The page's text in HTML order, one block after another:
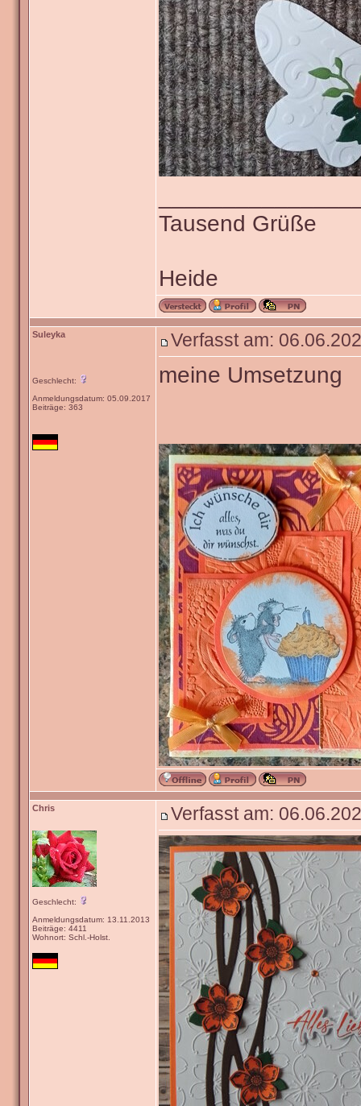
Tausend Grüße
Heide
Suleyka
Geschlecht:
Anmeldungsdatum: 05.09.2017
Beiträge: 363
Verfasst am:
meine Umsetzung
Chris
Geschlecht:
Anmeldungsdatum: 13.11.2013
Beiträge: 4411
Wohnort: Schl.-Holst.
Verfasst am: